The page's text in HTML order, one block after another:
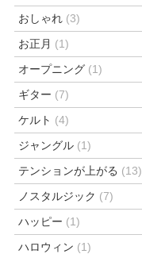
おしゃれ (3)
お正月 (1)
オープニング (1)
ギター (7)
ケルト (4)
ジャングル (1)
テンションが上がる (13)
ノスタルジック (7)
ハッピー (1)
ハロウィン (1)